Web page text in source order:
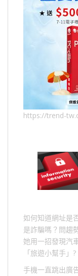
https://trend-
如何知道網址是
是詐騙嗎？問趨
她用一招發現汽
「旅遊小幫手」 ?
手機一直跳出廣